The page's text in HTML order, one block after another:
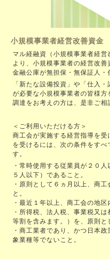
小規模事業者経営改善資金
マル経融資（小規模事業者経
より、小規模事業者の経営改
金融公庫が無担保・無保証人・
「新たな設備投資」や「仕入
が必要な小規模事業者の皆様
調達をお考えの方は、是非ご相
＜ご利用いただける方＞
商工会が実施する経営指導を
を受けるには、次の条件をす
す。
・常時使用する従業員が２０
５人以下）であること。
・原則として６ヵ月以上、商
と。
・最近１年以上、商工会の地区
・所得税、法人税、事業税又
等割を含みます。）を、原則と
・商工業者であり、かつ日本
象業種等でないこと。